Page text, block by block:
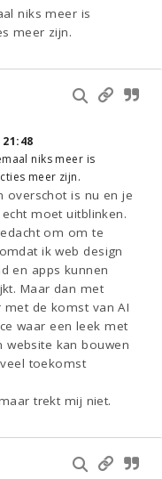
niks meer is
meer zijn.
21:48
niks meer is
meer zijn.
overschot is nu en je
moet uitblinken.
om om te
ik web design
en apps kunnen
Maar dan met
met de komst van AI
waar een leek met
website kan bouwen
toekomst
trekt mij niet.